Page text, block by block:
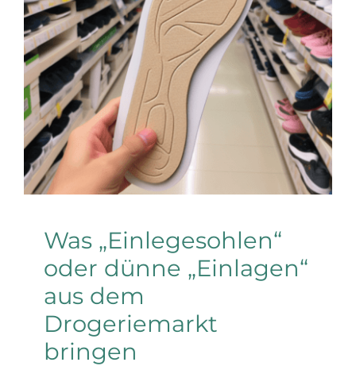
oder dünne „Einlagen“
aus dem
Drogeriemarkt bringen
FAQs Mythen in Tüten Tacheless
Was „Einlegesohlen“
oder dünne „Einlagen“
aus dem
Drogeriemarkt
bringen